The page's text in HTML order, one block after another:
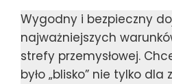
Wygodny i bezpieczny
najważniejszych
strefy przemysłowej.
było „blisko” nie tylko